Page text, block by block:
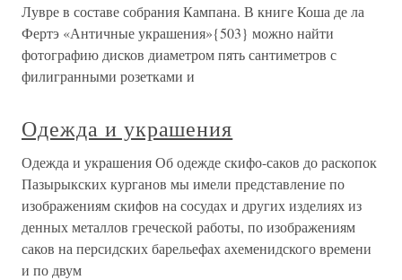
Лувре в составе собрания Кампана. В книге Коша де ла
Фертэ «Античные украшения»{503} можно найти
фотографию дисков диаметром пять сантиметров с
филигранными розетками и
Одежда и украшения
Одежда и украшения Об одежде скифо-саков до раскопок
Пазырыкских курганов мы имели представление по
изображениям скифов на сосудах и других изделиях из
денных металлов греческой работы, по изображениям
саков на персидских барельефах ахеменидского времени
и по двум